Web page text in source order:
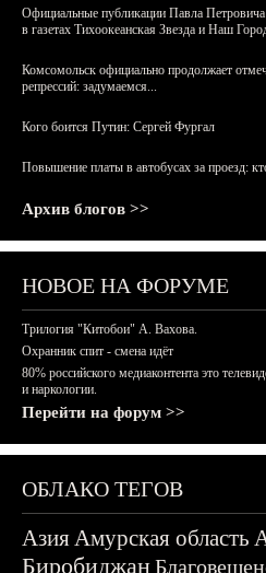
Официальные публикации Павла
в газетах Тихоокеанская Звезда и Наш
Комсомольск официально продолжает
репрессий: задумаемся...
Кого боится Путин: Сергей Фургал
Повышение платы в автобусах за проезд:
Архив блогов >>
НОВОЕ НА ФОРУМЕ
Трилогия "Китобои" А. Вахова.
Охранник спит - смена идёт
80% российского медиаконтента это
и наркологии.
Перейти на форум >>
ОБЛАКО ТЕГОВ
АзияАмурская область
Биробиджан